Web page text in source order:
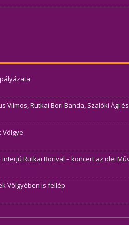
Rutkai Bori Banda, Szalóki Ági
Rutkai Borival – koncert az idei
Völgyében is fellép